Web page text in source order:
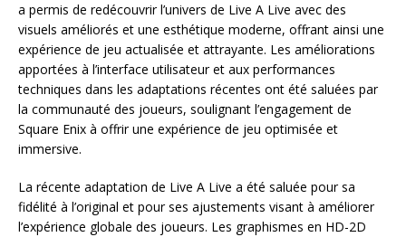
a permis de redécouvrir l’univers de Live A Live avec des
visuels améliorés et une esthétique moderne, offrant ainsi une
expérience de jeu actualisée et attrayante. Les améliorations
apportées à l’interface utilisateur et aux performances
techniques dans les adaptations récentes ont été saluées par
la communauté des joueurs, soulignant l’engagement de
Square Enix à offrir une expérience de jeu optimisée et
immersive.
La récente adaptation de Live A Live a été saluée pour sa
fidélité à l’original et pour ses ajustements visant à améliorer
l’expérience globale des joueurs. Les graphismes en HD-2D